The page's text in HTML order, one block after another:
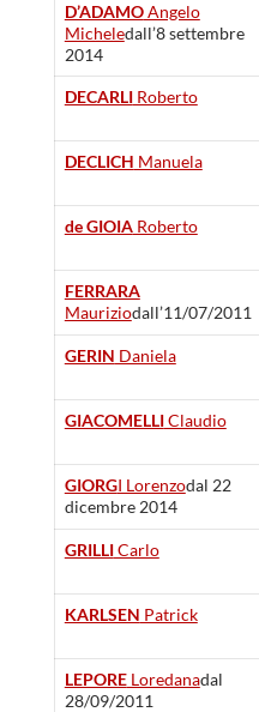
D’ADAMOAngelo
Micheledall’8 settembre
2014
DECARLIRoberto
DECLICH Manuela
de GIOIARoberto
FERRARA
Mauriziodall’11/07/2011
GERIN Daniela
GIACOMELLIClaudio
GIORGI Lorenzodal 22
dicembre 2014
GRILLICarlo
KARLSEN Patrick
LEPORELoredanadal
28/09/2011